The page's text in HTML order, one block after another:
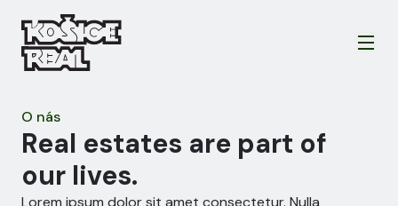
O nás
Real estates are part of
our lives.
Lorem ipsum dolor sit amet consectetur. Nulla